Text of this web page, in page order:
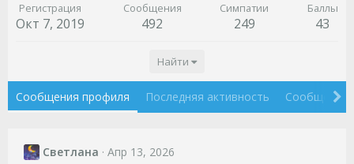
Регистрация
Окт 7, 2019
Сообщения
492
Симпатии
249
Баллы
43
Найти
Сообщения профиля Последняя активность Сообщения
Светлана
Апр 13, 2026